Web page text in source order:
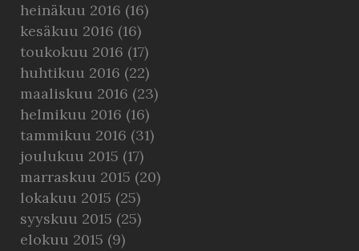
heinäkuu 2016 (16)
kesäkuu 2016 (16)
toukokuu 2016 (17)
huhtikuu 2016 (22)
maaliskuu 2016 (23)
helmikuu 2016 (16)
tammikuu 2016 (31)
joulukuu 2015 (17)
marraskuu 2015 (20)
lokakuu 2015 (25)
syyskuu 2015 (25)
elokuu 2015 (9)